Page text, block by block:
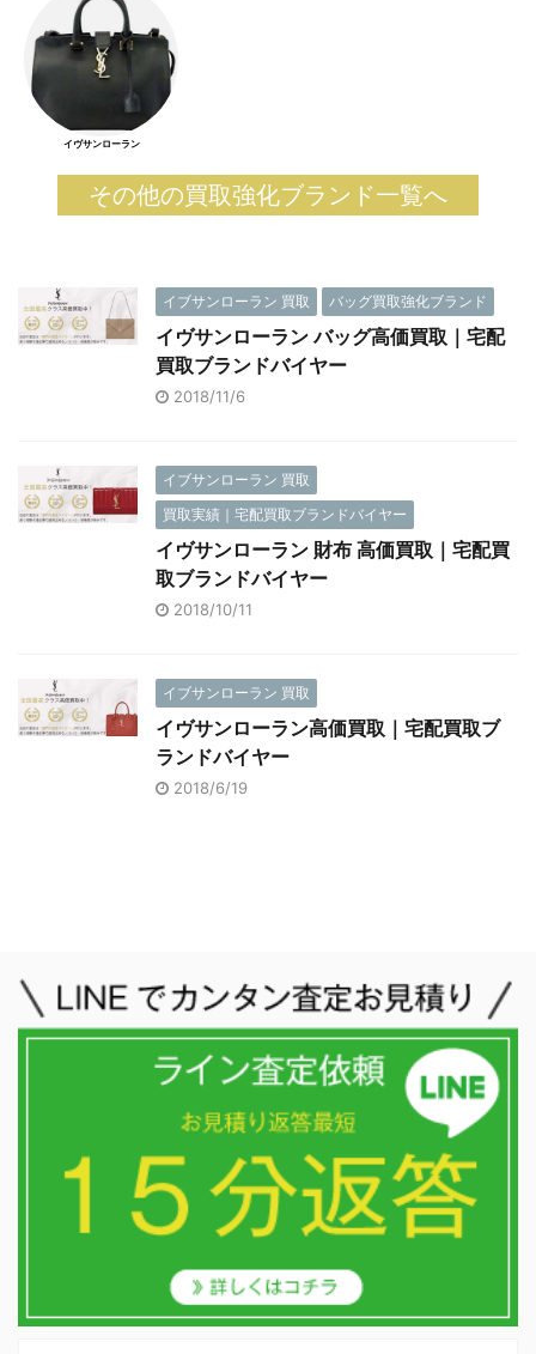
イヴサンローラン
その他の買取強化ブランド一覧へ
イブサンローラン 買取 バッグ買取強化ブランド
イヴサンローラン バッグ高価買取｜宅配
買取ブランドバイヤー
2018/11/6
イブサンローラン 買取
買取実績｜宅配買取ブランドバイヤー
イヴサンローラン 財布 高価買取｜宅配買
取ブランドバイヤー
2018/10/11
イブサンローラン 買取
イヴサンローラン高価買取｜宅配買取ブ
ランドバイヤー
2018/6/19